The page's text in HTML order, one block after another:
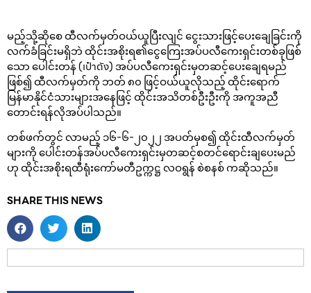
မည့်သို့ဆိုစေ ထီလက်မှတ်ဝယ်ယူပြီးလျင် ငွေးသားဖြင့်ပေးချေခြင်းကို
လက်ခံခြင်းမရှိဘဲ ထိုင်းအစိုးရ၏ငွေကြေးအပ်ပလီကေးရှင်းတစ်ခုဖြစ်
သော ပေါင်းတန် (เป๋าตัง) အပ်ပလီကေးရှင်းမှတဆင့်ပေးချေရမည်
ဖြစ်၍ ထီလက်မှတ်ကို ဘတ် ၈၀ ဖြင့်ဝယ်ယူလိုသည့် ထိုင်းရောက်
မြန်မာနိုင်ငံသားများအနေဖြင့် ထိုင်းအသိတစ်ဦးဦးကို အကူအညီ
တောင်းရန်လိုအပ်ပါသည်။
တစ်ဖက်တွင် လာမည့် ၁၆-၆-၂၀၂၂ အပတ်မှစ၍ ထိုင်းထီလက်မှတ်
များကို ပေါင်းတန်အပ်ပလီကေးရှင်းမှတဆင့်စတင်ရောင်းချပေးမည်
ဟု ထိုင်းအစိုးရထီရုံးကော်မတီဥက္ကဋ္ဌ လဝရွန် စဲစနစ် ကဆိုသည်။
SHARE THIS NEWS